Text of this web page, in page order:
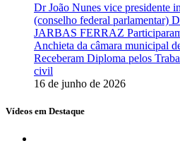
Dr João Nunes vice presidente
(conselho federal parlamentar)
JARBAS FERRAZ
Anchieta da câmara municipal
Receberam Diploma pelos
civil
16 de junho de 2026
Vídeos em Destaque